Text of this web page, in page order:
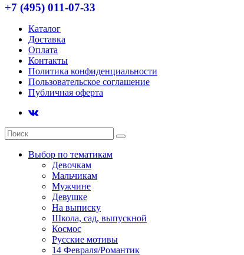
+7 (495) 011-07-33
Каталог
Доставка
Оплата
Контакты
Политика конфиденциальности
Пользовательское соглашение
Публичная оферта
Выбор по тематикам
Девочкам
Мальчикам
Мужчине
Девушке
На выписку
Школа, сад, выпускной
Космос
Русские мотивы
14 Февраля/Романтик